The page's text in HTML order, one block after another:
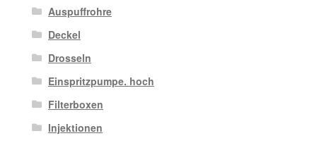
Auspuffrohre
Deckel
Drosseln
Einspritzpumpe. hoch
Filterboxen
Injektionen